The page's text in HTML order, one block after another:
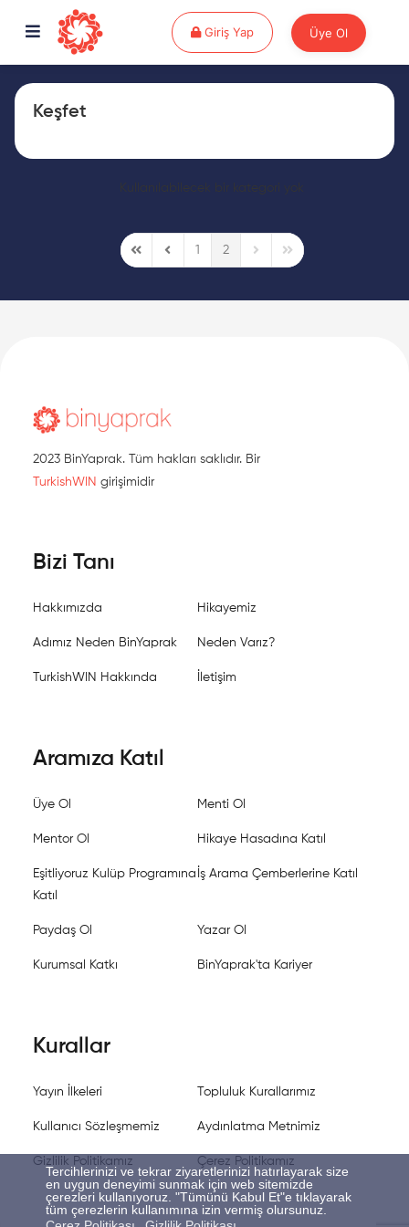
Tercihlerinizi ve tekrar ziyaretlerinizi hatırlayarak size
en uygun deneyimi sunmak için web sitemizde
çerezleri kullanıyoruz. "Tümünü Kabul Et"e tıklayarak
tüm çerezlerin kullanımına izin vermiş olursunuz.
Giriş YapGiriş Yap Üye Ol
Keşfet
Kullanılabilecek bir kategori yok
First PagePrevious Page
1 2
Next PageLast Page
2023 BinYaprak. Tüm hakları saklıdır. Bir
TurkishWIN girişimidir
Bizi Tanı
Hakkımızda Hikayemiz
Adımız Neden BinYaprak Neden Varız?
TurkishWIN Hakkında İletişim
Aramıza Katıl
Üye Ol Menti Ol
Mentor Ol Hikaye Hasadına Katıl
Eşitliyoruz Kulüp Programına
Katıl
İş Arama Çemberlerine Katıl
Paydaş Ol Yazar Ol
Kurumsal Katkı BinYaprak'ta Kariyer
Kurallar
Yayın İlkeleri Topluluk Kurallarımız
Kullanıcı Sözleşmemiz Aydınlatma Metnimiz
Gizlilik Politikamız Çerez Politikamız